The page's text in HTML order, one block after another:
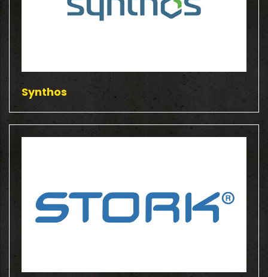
Synthos